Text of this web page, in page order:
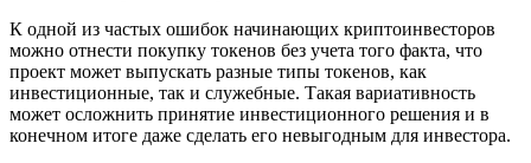
К одной из частых ошибок начинающих криптоинвесторов
можно отнести покупку токенов без учета того факта, что
проект может выпускать разные типы токенов, как
инвестиционные, так и служебные. Такая вариативность
может осложнить принятие инвестиционного решения и в
конечном итоге даже сделать его невыгодным для инвестора.